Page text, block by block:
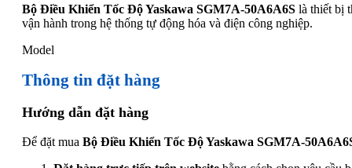
Bộ Điều Khiển Tốc Độ Yaskawa SGM7A-50A6A6S là thiết bị
vận hành trong hệ thống tự động hóa và điện công nghiệp.
Model
Thông tin đặt hàng
Hướng dẫn đặt hàng
Để đặt mua Bộ Điều Khiển Tốc Độ Yaskawa SGM7A-